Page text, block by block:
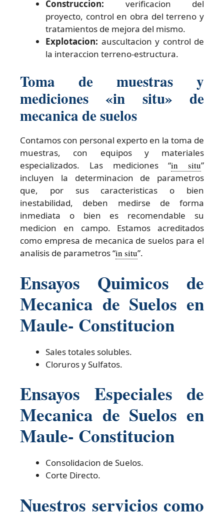
Construccion: verificacion del
proyecto, control en obra del terreno y
tratamientos de mejora del mismo.
Explotacion: auscultacion y control de
la interaccion terreno-estructura.
Toma de muestras y
mediciones «in situ» de
mecanica de suelos
Contamos con personal experto en la toma de
muestras, con equipos y materiales
especializados. Las mediciones “in situ”
incluyen la determinacion de parametros
que, por sus caracteristicas o bien
inestabilidad, deben medirse de forma
inmediata o bien es recomendable su
medicion en campo. Estamos acreditados
como empresa de mecanica de suelos para el
analisis de parametros “in situ”.
Ensayos Quimicos de
Mecanica de Suelos en
Maule- Constitucion
Sales totales solubles.
Cloruros y Sulfatos.
Ensayos Especiales de
Mecanica de Suelos en
Maule- Constitucion
Consolidacion de Suelos.
Corte Directo.
Nuestros servicios como